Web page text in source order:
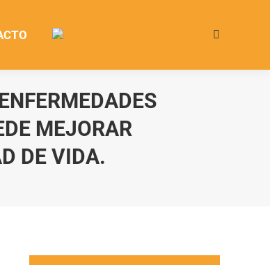
Buscar:
MEJORAR
DE VIDA.